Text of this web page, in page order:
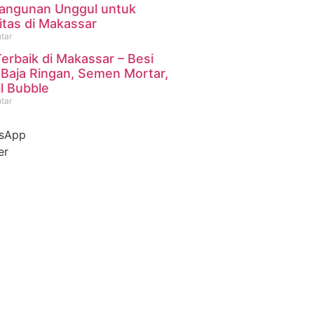
Unggul untuk
di Makassar
di Makassar – Besi
Ringan, Semen Mortar,
Bubble